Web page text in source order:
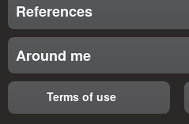
References
Around me
Terms of use